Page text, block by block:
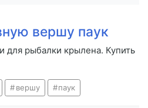
вершу паук
для рыбалки крылена. Купить
вершу паук